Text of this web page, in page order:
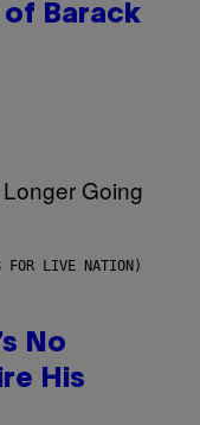
of Barack
FOR LIVE NATION)
No
His